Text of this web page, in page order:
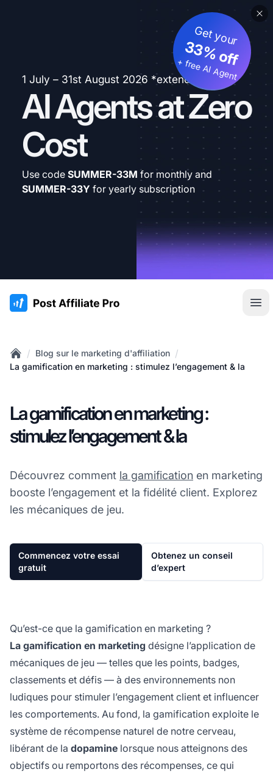
1 July – 31st August 2026 *extended
AI Agents at Zero
Cost
Get your
33% off
+ free AI Agent
Use code SUMMER-33M for monthly and
SUMMER-33Y for yearly subscription
:site.title
Home
/ Blog sur le marketing d'affiliation /
La gamification en marketing : stimulez l’engagement & la
La gamification en marketing :
stimulez l’engagement & la
Découvrez comment la gamification en marketing
booste l’engagement et la fidélité client. Explorez
les mécaniques de jeu.
Commencez votre essai
gratuit
Obtenez un conseil
d’expert
Qu’est-ce que la gamification en marketing ?
La gamification en marketing désigne l’application de
mécaniques de jeu — telles que les points, badges,
classements et défis — à des environnements non
ludiques pour stimuler l’engagement client et influencer
les comportements. Au fond, la gamification exploite le
système de récompense naturel de notre cerveau,
libérant de la dopamine lorsque nous atteignons des
objectifs ou remportons des récompenses, ce qui